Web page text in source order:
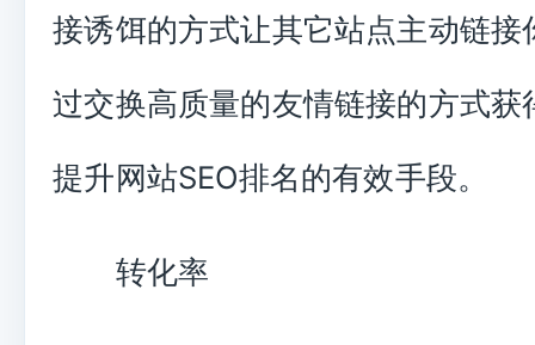
接诱饵的方式让其它站点主动链接
过交换高质量的友情链接的方式获
提升网站SEO排名的有效手段。
转化率